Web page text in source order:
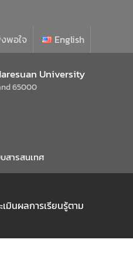
พอใจ English
University
65000
สารสนเทศ
มินผลการเรียนรู้ตาม